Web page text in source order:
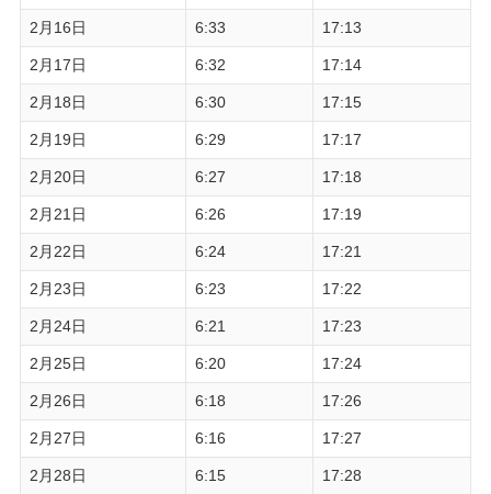
2月16日 6:33 17:13
2月17日 6:32 17:14
2月18日 6:30 17:15
2月19日 6:29 17:17
2月20日 6:27 17:18
2月21日 6:26 17:19
2月22日 6:24 17:21
2月23日 6:23 17:22
2月24日 6:21 17:23
2月25日 6:20 17:24
2月26日 6:18 17:26
2月27日 6:16 17:27
2月28日 6:15 17:28